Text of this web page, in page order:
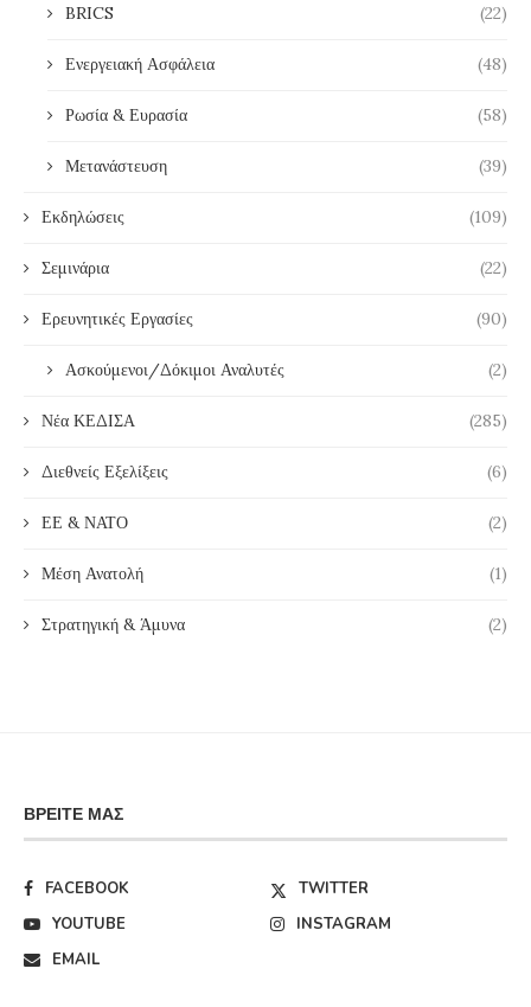
BRICS (22)
Ενεργειακή Ασφάλεια (48)
Ρωσία & Ευρασία (58)
Μετανάστευση (39)
Εκδηλώσεις (109)
Σεμινάρια (22)
Ερευνητικές Εργασίες (90)
Ασκούμενοι/Δόκιμοι Αναλυτές (2)
Νέα ΚΕΔΙΣΑ (285)
Διεθνείς Εξελίξεις (6)
ΕΕ & ΝΑΤΟ (2)
Μέση Ανατολή (1)
Στρατηγική & Άμυνα (2)
ΒΡΕΊΤΕ ΜΑΣ
FACEBOOK
TWITTER
YOUTUBE
INSTAGRAM
EMAIL